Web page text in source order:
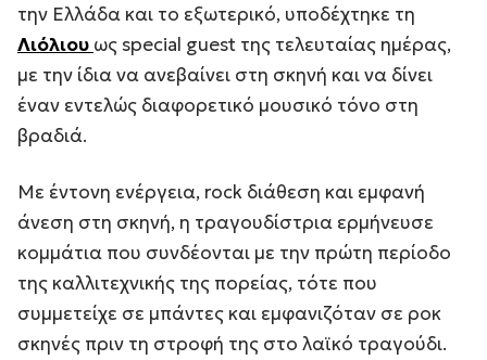
την Ελλάδα και το εξωτερικό, υποδέχτηκε τη
Λιόλιου ως special guest της τελευταίας ημέρας,
με την ίδια να ανεβαίνει στη σκηνή και να δίνει
έναν εντελώς διαφορετικό μουσικό τόνο στη
βραδιά.
Με έντονη ενέργεια, rock διάθεση και εμφανή
άνεση στη σκηνή, η τραγουδίστρια ερμήνευσε
κομμάτια που συνδέονται με την πρώτη περίοδο
της καλλιτεχνικής της πορείας, τότε που
συμμετείχε σε μπάντες και εμφανιζόταν σε ροκ
σκηνές πριν τη στροφή της στο λαϊκό τραγούδι.